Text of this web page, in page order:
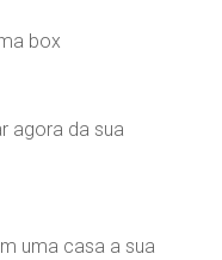
box
agora da sua
uma casa a sua